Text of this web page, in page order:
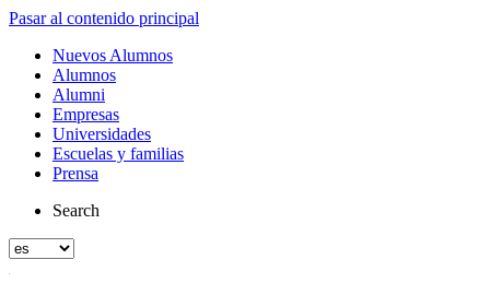
Pasar al contenido principal
Nuevos Alumnos
Alumnos
Alumni
Empresas
Universidades
Escuelas y familias
Prensa
Search